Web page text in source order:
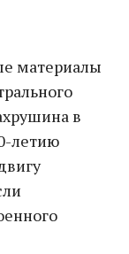
материалы
в
летию